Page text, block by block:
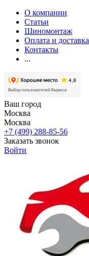
О компании
Статьи
Шиномонтаж
Оплата и доставка
Контакты
...
Ваш город
Москва
Москва
+7 (499) 288-85-56
Заказать звонок
Войти